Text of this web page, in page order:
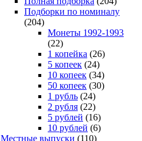
Подборки по номиналу
(204)
Монеты 1992-1993
(22)
1 копейка (26)
5 копеек (24)
10 копеек (34)
50 копеек (30)
1 рубль (24)
2 рубля (22)
5 рублей (16)
10 рублей (6)
Местные выпуски (110)